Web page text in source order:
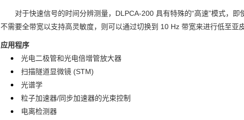
对于快速信号的时间分辨测量，DLPCA-200 具有特殊的“高速”模式，
不需要全带宽以支持高灵敏度，则可以通过切换到 10 Hz 带宽来进行低至亚
应用程序
光电二极管和光电倍增管放大器
扫描隧道显微镜 (STM)
光谱学
粒子加速器/同步加速器的光束控制
电离检测器